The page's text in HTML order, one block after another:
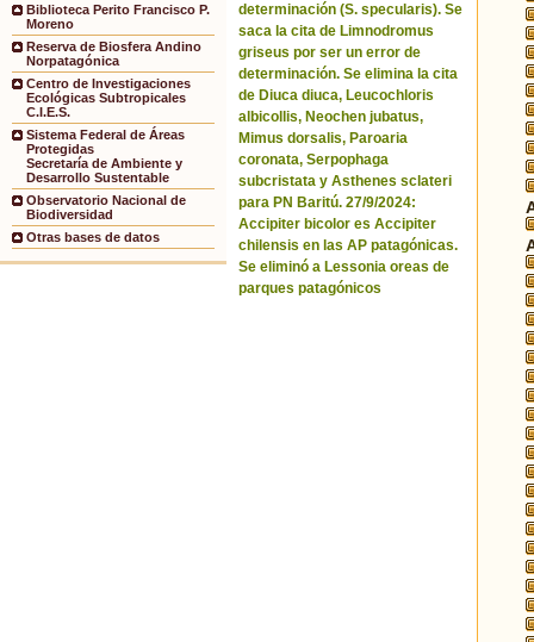
Biblioteca Perito Francisco P.
Moreno
Reserva de Biosfera Andino
Norpatagónica
Centro de Investigaciones
Ecológicas Subtropicales
C.I.E.S.
Sistema Federal de Áreas
Protegidas
Secretaría de Ambiente y
Desarrollo Sustentable
Observatorio Nacional de
Biodiversidad
Otras bases de datos
determinación (S. specularis). Se
saca la cita de Limnodromus
griseus por ser un error de
determinación. Se elimina la cita
de Diuca diuca, Leucochloris
albicollis, Neochen jubatus,
Mimus dorsalis, Paroaria
coronata, Serpophaga
subcristata y Asthenes sclateri
para PN Baritú. 27/9/2024:
Accipiter bicolor es Accipiter
chilensis en las AP patagónicas.
Se eliminó a Lessonia oreas de
parques patagónicos